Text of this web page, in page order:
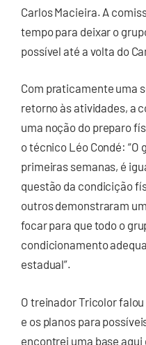
Carlos Macieira. A
tempo para deixar o
possível até a volta do
Com praticamente uma
retorno às atividades, a
uma noção do preparo
o técnico Léo Condé: “O
primeiras semanas, é
questão da condicição
outros demonstraram
focar para que todo o
condicionamento
estadual”.
O treinador Tricolor
e os planos para
encontrei uma base aqui